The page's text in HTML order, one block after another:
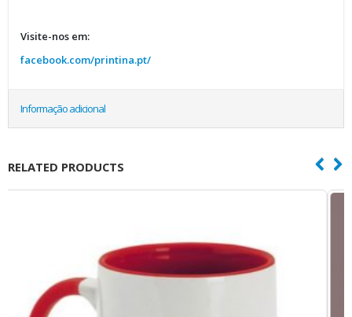
Visite-nos em:
facebook.com/printina.pt/
Informação adicional
RELATED PRODUCTS